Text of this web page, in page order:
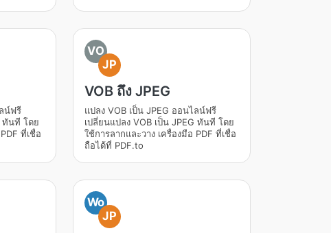
น์ฟรี
ทันที โดย
ที่เชื่อ
VO
JP
VOB ถึง JPEG
แปลง VOB เป็น JPEG ออนไลน์ฟรี
เปลี่ยนแปลง VOB เป็น JPEG ทันที โดย
ใช้การลากและวาง เครื่องมือ PDF ที่เชื่อ
ถือได้ที่ PDF.to
Wo
JP